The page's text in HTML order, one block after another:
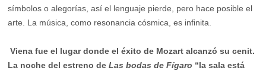
símbolos o alegorías, así el lenguaje pierde, pero hace posible el
arte. La música, como resonancia cósmica, es infinita.
Viena fue el lugar donde el éxito de Mozart alcanzó su cenit.
La noche del estreno deLas bodas de Fígaro “la sala está